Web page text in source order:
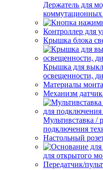
Держатель для
коммутационных
Контроллер для
Крышка блока
Крышка для
освещенности,
Материалы
Механизм
Мультивставка /
подключения
Настольный
для открытого
Передатчик/